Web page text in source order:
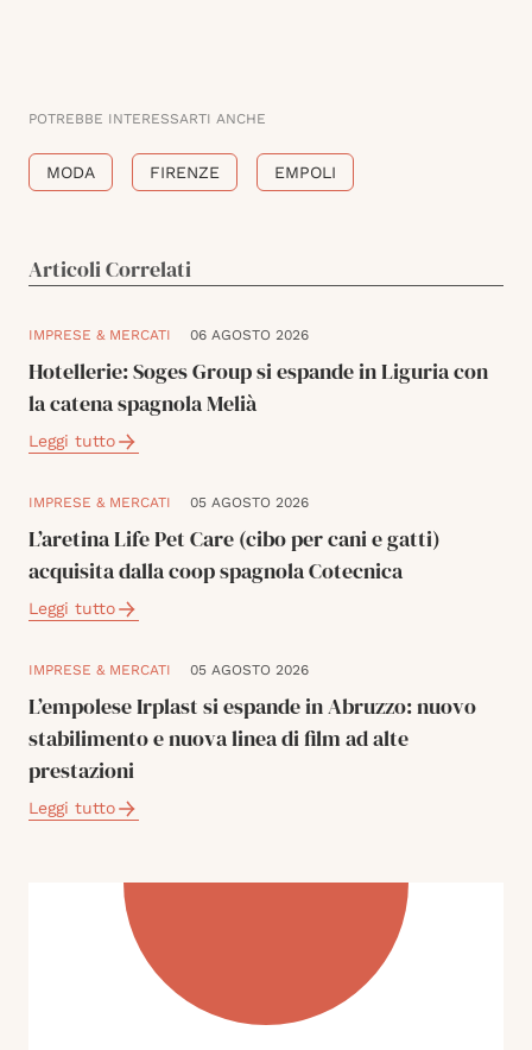
POTREBBE INTERESSARTI ANCHE
MODA FIRENZE EMPOLI
Articoli Correlati
IMPRESE & MERCATI 06 AGOSTO 2026
Hotellerie: Soges Group si espande in Liguria con
la catena spagnola Melià
Leggi tutto
IMPRESE & MERCATI 05 AGOSTO 2026
L’aretina Life Pet Care (cibo per cani e gatti)
acquisita dalla coop spagnola Cotecnica
Leggi tutto
IMPRESE & MERCATI 05 AGOSTO 2026
L’empolese Irplast si espande in Abruzzo: nuovo
stabilimento e nuova linea di film ad alte
prestazioni
Leggi tutto